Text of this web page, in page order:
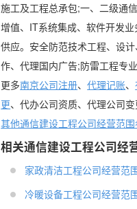
施工及工程总承包;一、二级通
增值、IT系统集成、软件开发
供应。安全防范技术工程、设
作、代理国内广告;防雷工程专
更多南京公司注册、代理记账、
更、代办公司资质、代理公司
其他通信建设工程公司经营范围
相关通信建设工程公司经
家政清洁工程公司经营范
冷暖设备工程公司经营范